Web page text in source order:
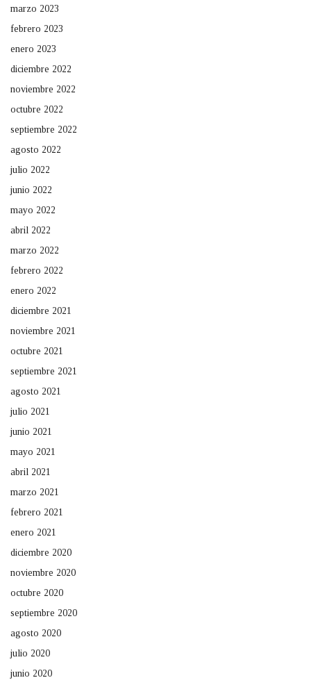
marzo 2023
febrero 2023
enero 2023
diciembre 2022
noviembre 2022
octubre 2022
septiembre 2022
agosto 2022
julio 2022
junio 2022
mayo 2022
abril 2022
marzo 2022
febrero 2022
enero 2022
diciembre 2021
noviembre 2021
octubre 2021
septiembre 2021
agosto 2021
julio 2021
junio 2021
mayo 2021
abril 2021
marzo 2021
febrero 2021
enero 2021
diciembre 2020
noviembre 2020
octubre 2020
septiembre 2020
agosto 2020
julio 2020
junio 2020